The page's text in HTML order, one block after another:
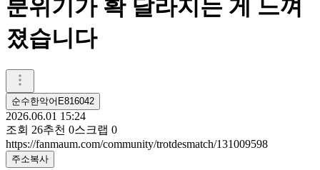
분위기가 확 달라지는 게 느껴
졌습니다
순수한악어E816042
2026.06.01 15:24
조회 26추천 0스크랩 0
https://fanmaum.com/community/trotdesmatch/131009598
주소복사